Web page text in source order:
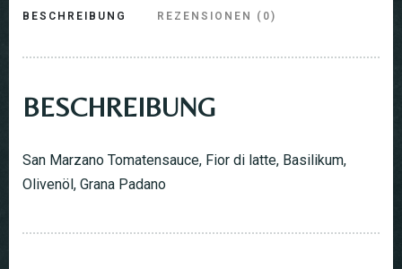
BESCHREIBUNG REZENSIONEN (0)
BESCHREIBUNG
San Marzano Tomatensauce, Fior di latte, Basilikum,
Olivenöl, Grana Padano